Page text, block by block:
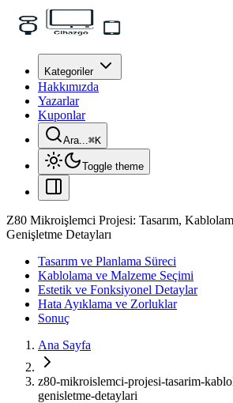
Kategoriler
Hakkımızda
Yazarlar
Kuponlar
Ara...⌘K
Toggle theme
Z80 Mikroişlemci Projesi: Tasarım,
Genişletme Detayları
Tasarım ve Planlama Süreci
Kablolama ve Malzeme Seçimi
Estetik ve Fonksiyonel Detaylar
Hata Ayıklama ve Zorluklar
Sonuç
Ana Sayfa
z80-mikroislemci-projesi-tasarim-
genisletme-detaylari